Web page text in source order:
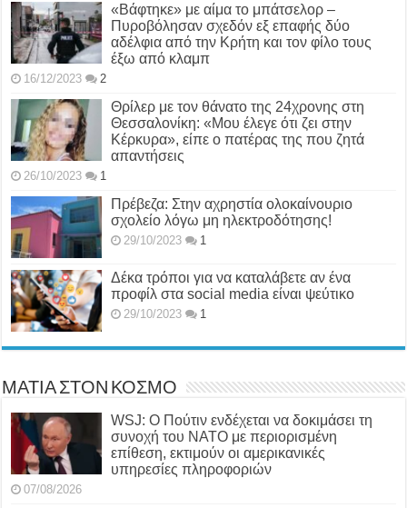
«Βάφτηκε» με αίμα το μπάτσελορ –
Πυροβόλησαν σχεδόν εξ επαφής δύο
αδέλφια από την Κρήτη και τον φίλο τους
έξω από κλαμπ
16/12/2023 2
Θρίλερ με τον θάνατο της 24χρονης στη
Θεσσαλονίκη: «Μου έλεγε ότι ζει στην
Κέρκυρα», είπε ο πατέρας της που ζητά
απαντήσεις
26/10/2023 1
Πρέβεζα: Στην αχρηστία ολοκαίνουριο
σχολείο λόγω μη ηλεκτροδότησης!
29/10/2023 1
Δέκα τρόποι για να καταλάβετε αν ένα
προφίλ στα social media είναι ψεύτικο
29/10/2023 1
ΜΑΤΙΑ ΣΤΟΝ ΚΟΣΜΟ
WSJ: Ο Πούτιν ενδέχεται να δοκιμάσει τη
συνοχή του ΝΑΤΟ με περιορισμένη
επίθεση, εκτιμούν οι αμερικανικές
υπηρεσίες πληροφοριών
07/08/2026